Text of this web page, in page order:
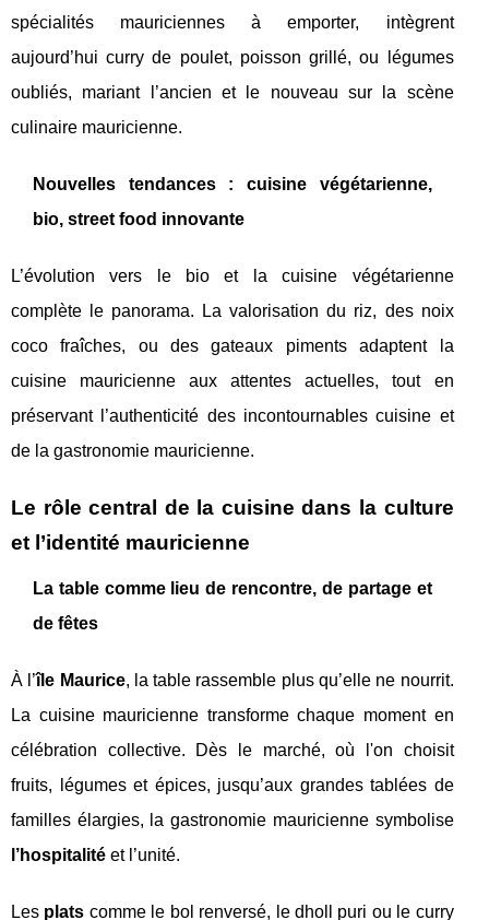
spécialités mauriciennes à emporter, intègrent
aujourd’hui curry de poulet, poisson grillé, ou légumes
oubliés, mariant l’ancien et le nouveau sur la scène
culinaire mauricienne.
Nouvelles tendances : cuisine végétarienne,
bio, street food innovante
L’évolution vers le bio et la cuisine végétarienne
complète le panorama. La valorisation du riz, des noix
coco fraîches, ou des gateaux piments adaptent la
cuisine mauricienne aux attentes actuelles, tout en
préservant l’authenticité des incontournables cuisine et
de la gastronomie mauricienne.
Le rôle central de la cuisine dans la culture
et l’identité mauricienne
La table comme lieu de rencontre, de partage et
de fêtes
À l’île Maurice, la table rassemble plus qu’elle ne nourrit.
La cuisine mauricienne transforme chaque moment en
célébration collective. Dès le marché, où l'on choisit
fruits, légumes et épices, jusqu’aux grandes tablées de
familles élargies, la gastronomie mauricienne symbolise
l’hospitalité et l’unité.
Les plats comme le bol renversé, le dholl puri ou le curry